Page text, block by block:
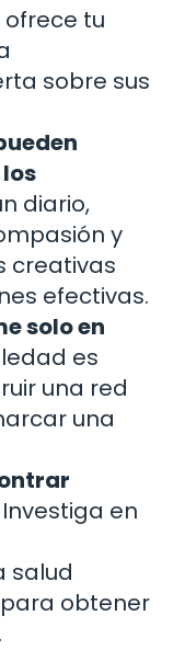
ofrece tu
sobre sus
diario,
y
creativas
efectivas.
solo en
es
una red
una
Investiga en
salud
obtener